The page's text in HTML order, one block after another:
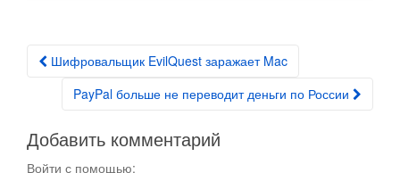
Post navigation
Шифровальщик EvilQuest заражает Mac
PayPal больше не переводит деньги по России
Добавить комментарий
Войти с помощью: